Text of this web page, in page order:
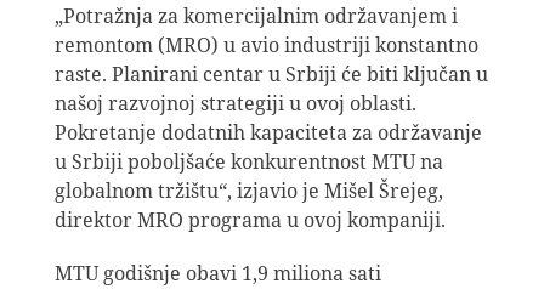
„Potražnja za komercijalnim održavanjem i
remontom (MRO) u avio industriji konstantno
raste. Planirani centar u Srbiji će biti ključan u
našoj razvojnoj strategiji u ovoj oblasti.
Pokretanje dodatnih kapaciteta za održavanje
u Srbiji poboljšaće konkurentnost MTU na
globalnom tržištu“, izjavio je Mišel Šrejeg,
direktor MRO programa u ovoj kompaniji.
MTU godišnje obavi 1,9 miliona sati